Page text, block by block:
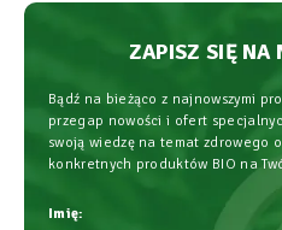
ZAPISZ SIĘ NA
Bądź na bieżąco z najnowszymi
przegap nowości i ofert
swoją wiedzę na temat zdrowego
konkretnych produktów BIO na
Imię: